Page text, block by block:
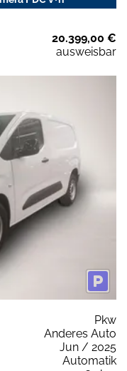
20.399,00 €
ausweisbar
Pkw
Anderes Auto
Jun / 2025
Automatik